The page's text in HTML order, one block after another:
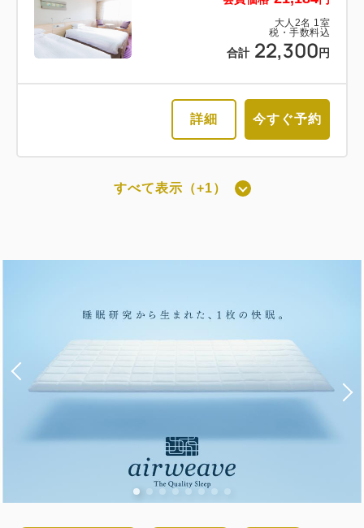
大人 2名 1室
税・手数料込
合計 22,300 円
詳細 今すぐ予約
会員価格 25,460 円
26,800
セミダブル×2 Wi-Fiあり（無料）
詳細 今すぐ予約
すべて表示（+1）